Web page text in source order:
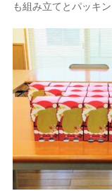
も組み立てとパッキ